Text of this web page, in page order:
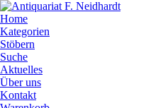
Home
Kategorien
Stöbern
Suche
Aktuelles
Über uns
Kontakt